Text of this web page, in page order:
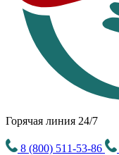
Горячая линия 24/7
8 (800) 511-53-86